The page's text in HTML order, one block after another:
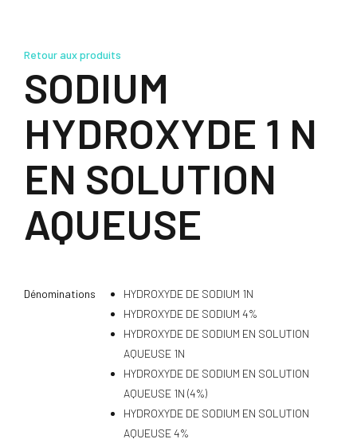
Retour aux produits
SODIUM
HYDROXYDE 1 N
EN SOLUTION
AQUEUSE
Dénominations
HYDROXYDE DE SODIUM 1N
HYDROXYDE DE SODIUM 4%
HYDROXYDE DE SODIUM EN SOLUTION
AQUEUSE 1N
HYDROXYDE DE SODIUM EN SOLUTION
AQUEUSE 1N (4%)
HYDROXYDE DE SODIUM EN SOLUTION
AQUEUSE 4%